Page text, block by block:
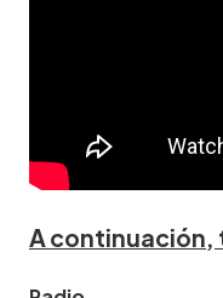
A continuación,